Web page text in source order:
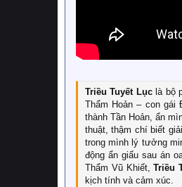
Triều Tuyết Lụclà bộ
Thẩm Hoản – con gái
thành Tần Hoản, ẩn
thuật, thậm chí biết
trong mình lý tưởng
động ẩn giấu sau án
Thẩm Vũ Khiết,Triều
kịch tính và cảm xúc.